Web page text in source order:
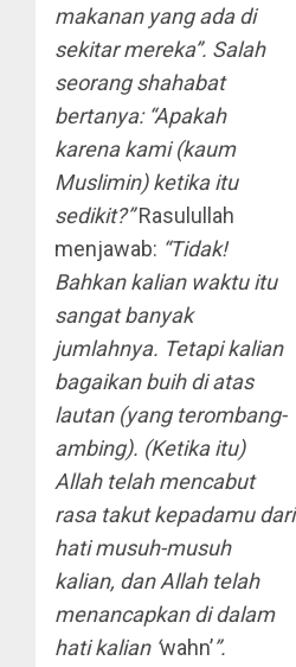
makanan yang ada di
sekitar mereka”. Salah
seorang shahabat
bertanya: “Apakah
karena kami (kaum
Muslimin) ketika itu
sedikit?”Rasulullah
menjawab: “Tidak!
Bahkan kalian waktu itu
sangat banyak
jumlahnya. Tetapi kalian
bagaikan buih di atas
lautan (yang terombang-
ambing). (Ketika itu)
Allah telah mencabut
rasa takut kepadamu dari
hati musuh-musuh
kalian, dan Allah telah
menancapkan di dalam
hati kalian ‘wahn’”.